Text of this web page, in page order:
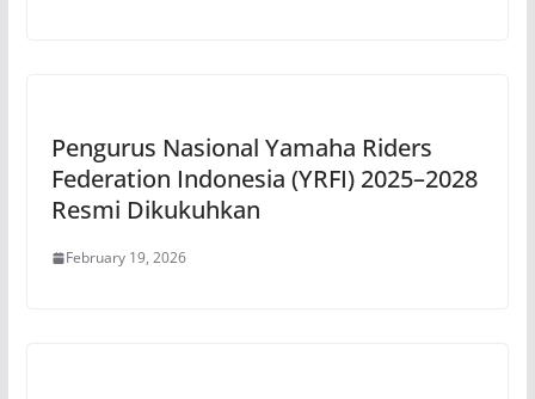
Pengurus Nasional Yamaha Riders
Federation Indonesia (YRFI) 2025–2028
Resmi Dikukuhkan
February 19, 2026